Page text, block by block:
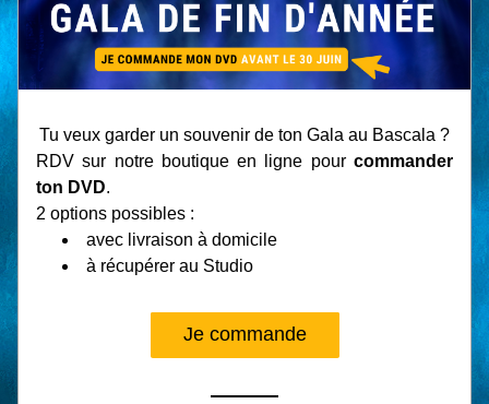
Tu veux garder un souvenir de ton Gala au Bascala ?
RDV sur notre boutique en ligne pour commander
ton DVD.
2 options possibles :
avec livraison à domicile
à récupérer au Studio
Je commande